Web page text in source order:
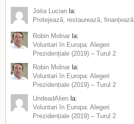
Joita Lucian la:
Protejează, restaurează, finanțează
Robin Molnar la:
Voluntari în Europa: Alegeri
Prezidențiale (2019) – Turul 2
Robin Molnar la:
Voluntari în Europa: Alegeri
Prezidențiale (2019) – Turul 2
UndeadAlien la:
Voluntari în Europa: Alegeri
Prezidențiale (2019) – Turul 2